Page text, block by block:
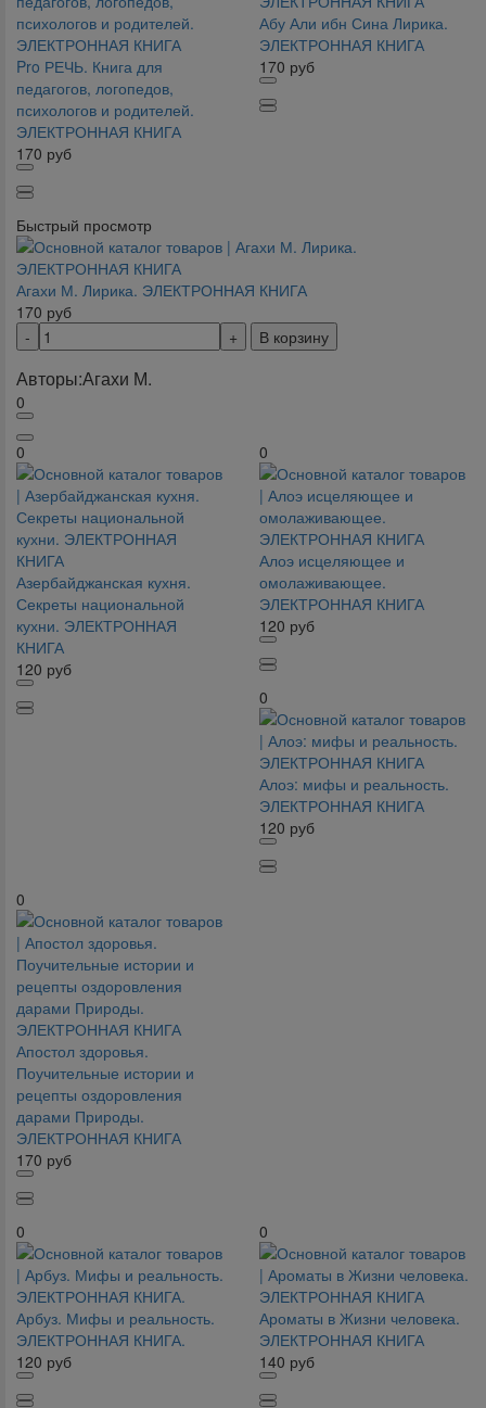
Pro РЕЧЬ. Книга для
педагогов, логопедов,
психологов и родителей.
ЭЛЕКТРОННАЯ КНИГА
170 руб
Абу Али ибн Сина Лирика.
ЭЛЕКТРОННАЯ КНИГА
170 руб
Быстрый просмотр
Агахи М. Лирика. ЭЛЕКТРОННАЯ КНИГА
170 руб
В корзину
Авторы:Агахи М.
0
0
Азербайджанская кухня.
Секреты национальной
кухни. ЭЛЕКТРОННАЯ
КНИГА
120 руб
0
Алоэ исцеляющее и
омолаживающее.
ЭЛЕКТРОННАЯ КНИГА
120 руб
0
Алоэ: мифы и реальность.
ЭЛЕКТРОННАЯ КНИГА
120 руб
0
Апостол здоровья.
Поучительные истории и
рецепты оздоровления
дарами Природы.
ЭЛЕКТРОННАЯ КНИГА
170 руб
0
Арбуз. Мифы и реальность.
ЭЛЕКТРОННАЯ КНИГА.
120 руб
0
Ароматы в Жизни человека.
ЭЛЕКТРОННАЯ КНИГА
140 руб